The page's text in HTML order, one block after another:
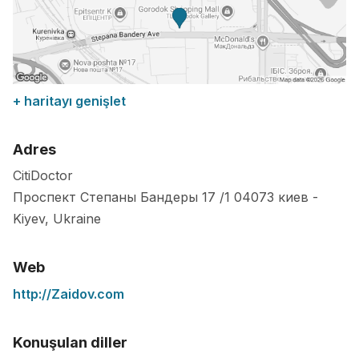
+ haritayı genişlet
Adres
CitiDoctor
Проспект Степаны Бандеры 17 /1 04073 киев -
Kiyev, Ukraine
Web
http://Zaidov.com
Konuşulan diller